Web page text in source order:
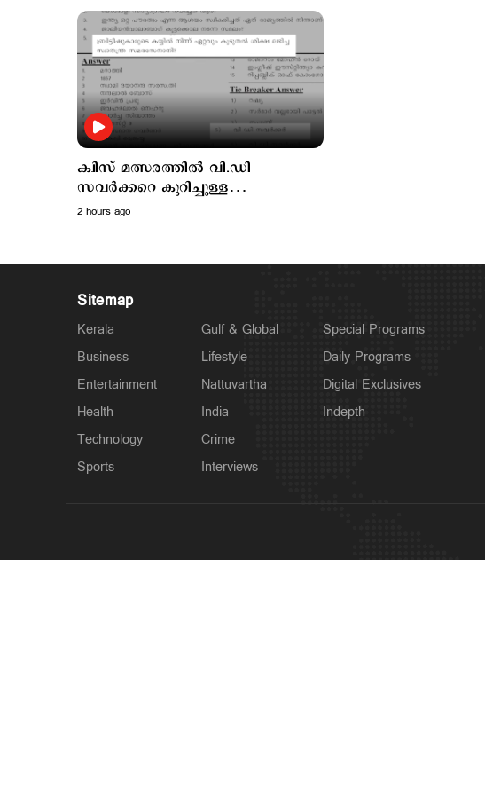
ക്വിസ് മത്സരത്തിൽ വി.ഡി
സവർക്കറെ കുറിച്ചുള്ള
ചോദ്യോത്തരം; റിപ്പോർട്ട് തേടി
2 hours ago
Sitemap
Kerala
Business
Entertainment
Health
Technology
Sports
Gulf & Global
Lifestyle
Nattuvartha
India
Crime
Interviews
Special Programs
Daily Programs
Digital Exclusives
Indepth